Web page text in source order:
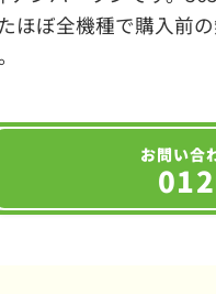
ほぼ全機種で購入前
お問い合